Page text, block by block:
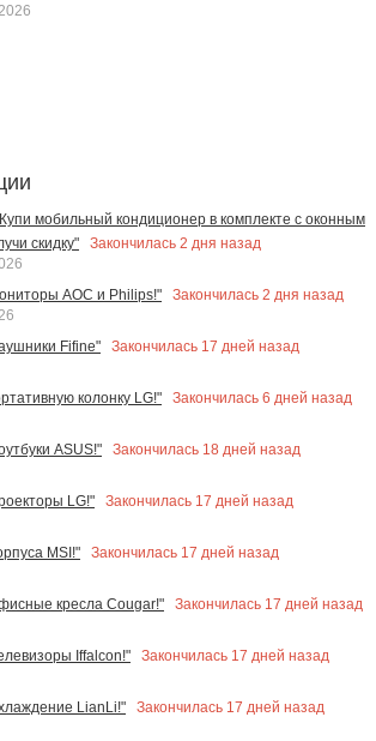
мобильный кондиционер в комплекте с оконным
скидку"
Закончилась 2 дня назад
AOC и Philips!"
Закончилась 2 дня назад
Fifine"
Закончилась 17 дней назад
колонку LG!"
Закончилась 6 дней назад
ASUS!"
Закончилась 18 дней назад
LG!"
Закончилась 17 дней назад
MSI!"
Закончилась 17 дней назад
кресла Cougar!"
Закончилась 17 дней назад
Iffalcon!"
Закончилась 17 дней назад
LianLi!"
Закончилась 17 дней назад